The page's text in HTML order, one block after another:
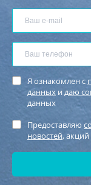
Я ознакомлен с
данных идаю
данных
Предоставляю
новостей,